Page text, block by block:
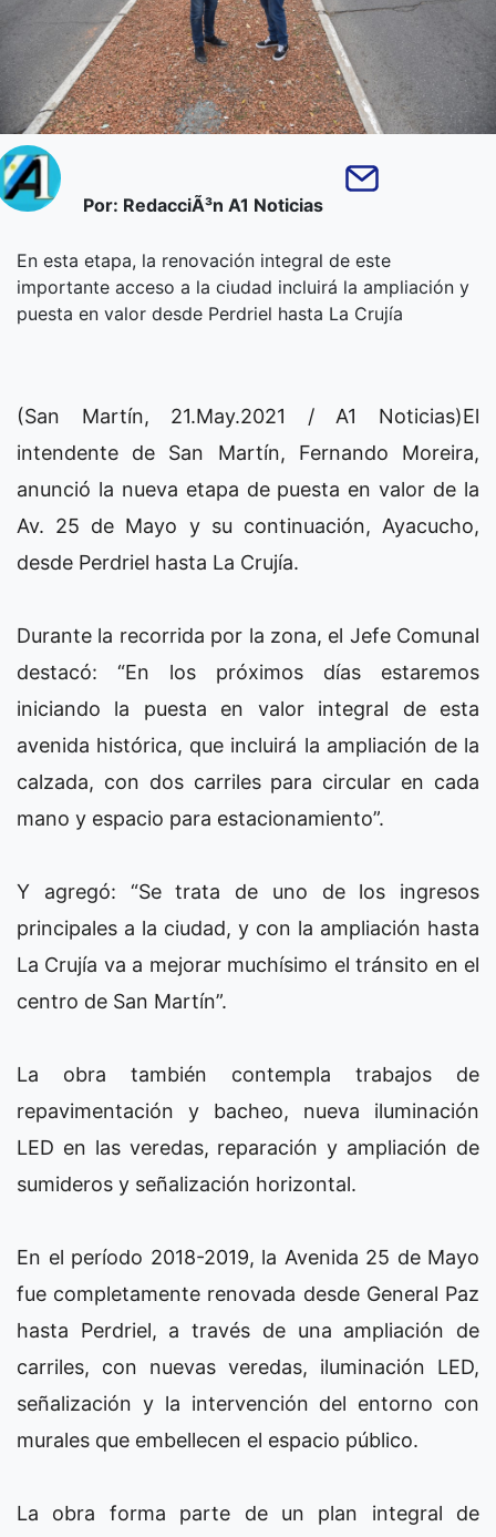
Por: RedacciÃ³n A1 Noticias
En esta etapa, la renovación integral de este
importante acceso a la ciudad incluirá la ampliación y
puesta en valor desde Perdriel hasta La Crujía
(San Martín, 21.May.2021 / A1 Noticias)El
intendente de San Martín, Fernando Moreira,
anunció la nueva etapa de puesta en valor de la
Av. 25 de Mayo y su continuación, Ayacucho,
desde Perdriel hasta La Crujía.
Durante la recorrida por la zona, el Jefe Comunal
destacó: “En los próximos días estaremos
iniciando la puesta en valor integral de esta
avenida histórica, que incluirá la ampliación de la
calzada, con dos carriles para circular en cada
mano y espacio para estacionamiento”.
Y agregó: “Se trata de uno de los ingresos
principales a la ciudad, y con la ampliación hasta
La Crujía va a mejorar muchísimo el tránsito en el
centro de San Martín”.
La obra también contempla trabajos de
repavimentación y bacheo, nueva iluminación
LED en las veredas, reparación y ampliación de
sumideros y señalización horizontal.
En el período 2018-2019, la Avenida 25 de Mayo
fue completamente renovada desde General Paz
hasta Perdriel, a través de una ampliación de
carriles, con nuevas veredas, iluminación LED,
señalización y la intervención del entorno con
murales que embellecen el espacio público.
La obra forma parte de un plan integral de